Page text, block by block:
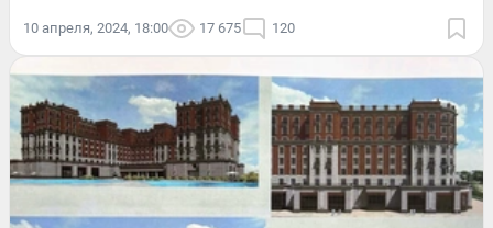
10 апреля, 2024, 18:00 17 675 120